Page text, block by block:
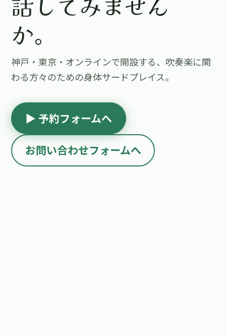
か。
神戸・東京・オンラインで開設する、吹奏楽に関
わる方々のための身体サードプレイス。
▶ 予約フォームへ
お問い合わせフォームへ